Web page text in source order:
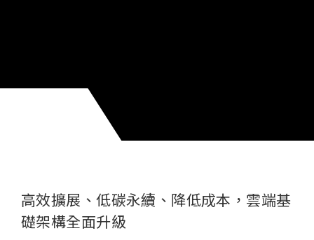
高效擴展、低碳永續、降低成本，雲端基
礎架構全面升級